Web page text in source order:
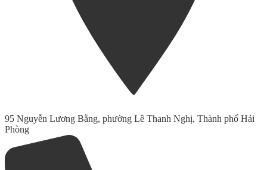
95 Nguyễn Lương Bằng, phường Lê Thanh Nghị, Thành phố Hải
Phòng